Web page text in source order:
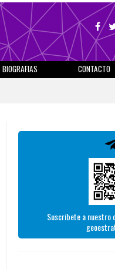
BIOGRAFIAS CONTACTO
Suscríbete a nuestro